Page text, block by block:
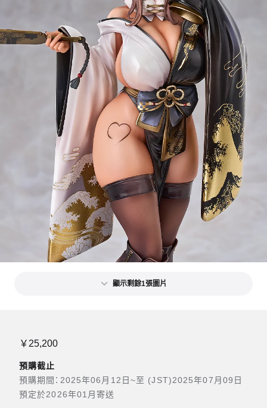
顯示剩餘1張圖片
￥25,200
預購截止
預購期間：2025年06月12日~至 (JST)2025年07月09日
預定於2026年01月寄送